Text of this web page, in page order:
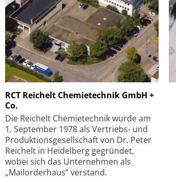
RCT Reichelt Chemietechnik GmbH +
Co.
Die Reichelt Chemietechnik wurde am
1. September 1978 als Vertriebs- und
Produktionsgesellschaft von Dr. Peter
Reichelt in Heidelberg gegründet,
wobei sich das Unternehmen als
„Mailorderhaus“ verstand.
SmarAct GmbH
kleinstem Raum